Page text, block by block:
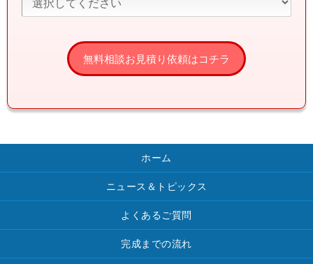
ホーム
ニュース＆トピックス
よくあるご質問
完成までの流れ